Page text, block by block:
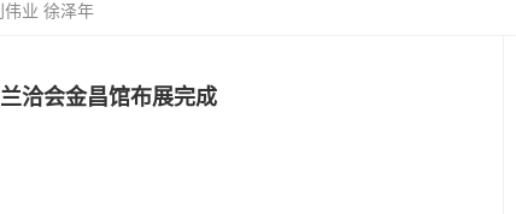
伟业 徐泽年
洽会金昌馆布展完成